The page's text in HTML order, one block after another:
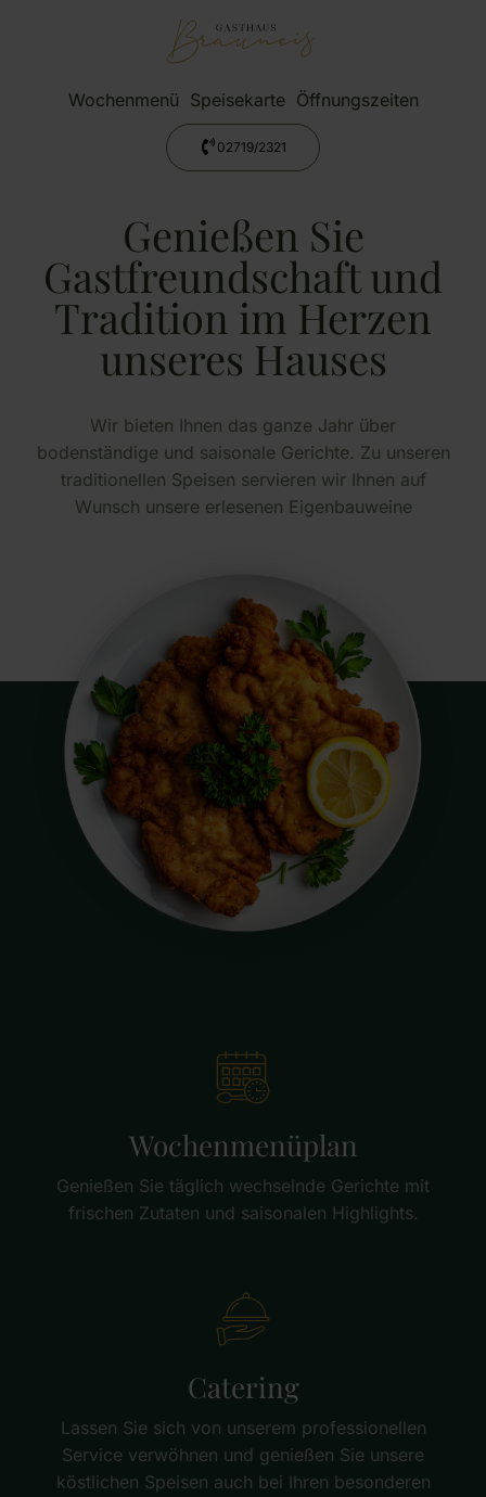
Wochenmenü Speisekarte Öffnungszeiten
02719/2321
Genießen Sie
Gastfreundschaft und
Tradition im Herzen
unseres Hauses
Wir bieten Ihnen das ganze Jahr über
bodenständige und saisonale Gerichte. Zu unseren
traditionellen Speisen servieren wir Ihnen auf
Wunsch unsere erlesenen Eigenbauweine
Wochenmenüplan
Genießen Sie täglich wechselnde Gerichte mit
frischen Zutaten und saisonalen Highlights.
Catering
Lassen Sie sich von unserem professionellen
Service verwöhnen und genießen Sie unsere
köstlichen Speisen auch bei Ihren besonderen